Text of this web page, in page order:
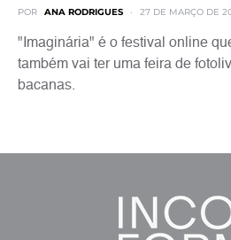
POR ANA RODRIGUES 27 DE MARÇO DE
"Imaginária" é o festival online
também vai ter uma feira de
bacanas.